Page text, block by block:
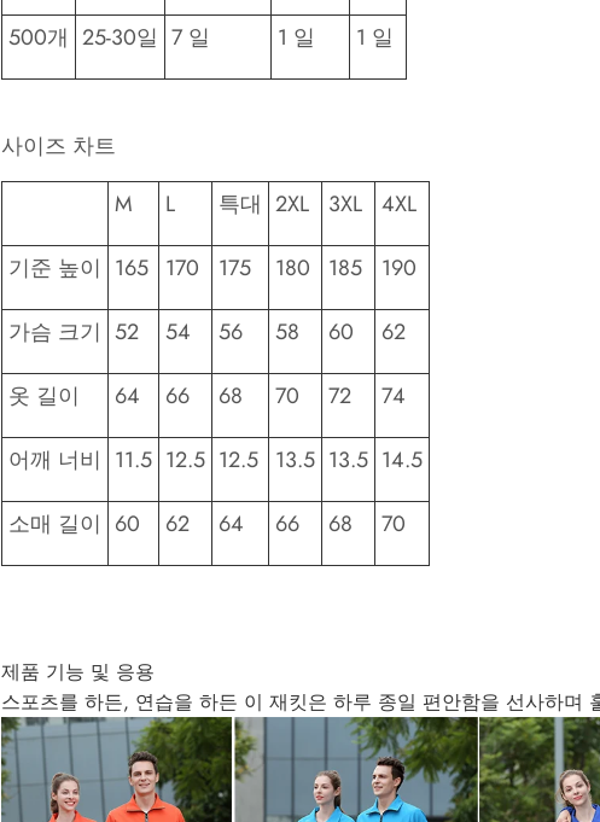
500개 25-30일 7 일 1 일 1 일
사이즈 차트
M
L 특대 2XL 3XL 4XL
기준 높이 165 170 175 180 185 190
가슴 크기 52 54 56 58 60 62
옷 길이 64 66 68 70 72 74
어깨 너비 11.5 12.5 12.5 13.5 13.5 14.5
소매 길이 60 62 64 66 68 70
제품 기능 및 응용
스포츠를 하든, 연습을 하든 이 재킷은 하루 종일 편안함을 선사하며